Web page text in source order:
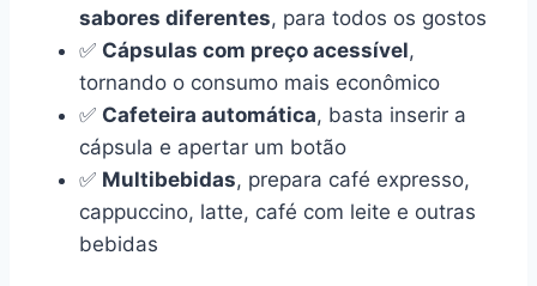
sabores diferentes, para todos os gostos
✅ Cápsulas com preço acessível,
tornando o consumo mais econômico
✅ Cafeteira automática, basta inserir a
cápsula e apertar um botão
✅ Multibebidas, prepara café expresso,
cappuccino, latte, café com leite e outras
bebidas